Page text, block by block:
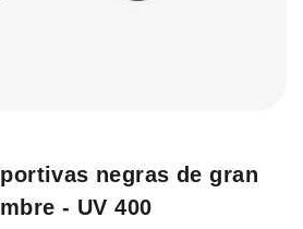
negras de gran
- UV 400